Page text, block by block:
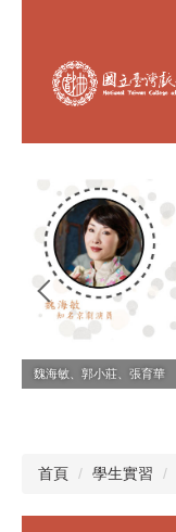
魏海敏、郭小莊、張育華
首頁 學生實習